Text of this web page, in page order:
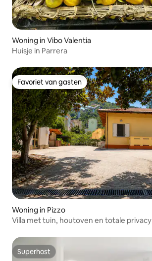
Woning in Vibo Valentia
Huisje in Parrera
Favoriet van gasten
Favoriet van gasten
Woning in Pizzo
Villa met tuin, houtoven en totale privacy
Superhost
Superhost